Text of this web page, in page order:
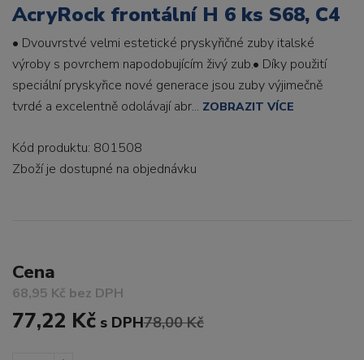
AcryRock frontální H 6 ks S68, C4
• Dvouvrstvé velmi estetické pryskyřičné zuby italské
výroby s povrchem napodobujícím živý zub.• Díky použití
speciální pryskyřice nové generace jsou zuby výjimečně
tvrdé a excelentně odolávají abr... ZOBRAZIT VÍCE
Kód produktu: 801508
Zboží je dostupné na objednávku
Cena
68,95 Kč bez DPH
77,22 Kč s DPH78,00 Kč